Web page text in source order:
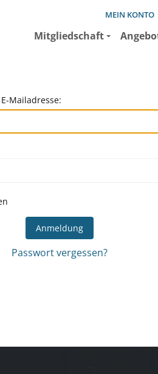
MEIN KONTO
Mitgliedschaft
Mailadresse:
Passwort vergessen?